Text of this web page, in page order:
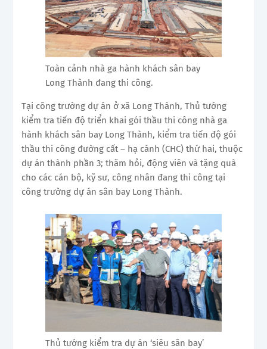
Toàn cảnh nhà ga hành khách sân bay
Long Thành đang thi công.
Tại công trường dự án ở xã Long Thành, Thủ tướng
kiểm tra tiến độ triển khai gói thầu thi công nhà ga
hành khách sân bay Long Thành, kiểm tra tiến độ gói
thầu thi công đường cất – hạ cánh (CHC) thứ hai, thuộc
dự án thành phần 3; thăm hỏi, động viên và tặng quà
cho các cán bộ, kỹ sư, công nhân đang thi công tại
công trường dự án sân bay Long Thành.
Thủ tướng kiểm tra dự án ‘siêu sân bay’